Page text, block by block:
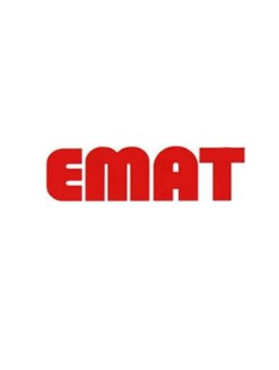
d'air mobile